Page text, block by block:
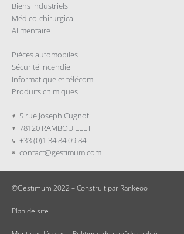
Biens industriels
Médico-chirurgical
Alimentaire
Pièces automobiles
Sécurité incendie
Informatique et télécom
Produits chimiques
5 rue Joseph Cugnot
78120 RAMBOUILLET
+33 (0)1 34 84 09 84
contact@gestimum.com
©Gestimum 2022 – Construit par Rankeoo
Plan de site